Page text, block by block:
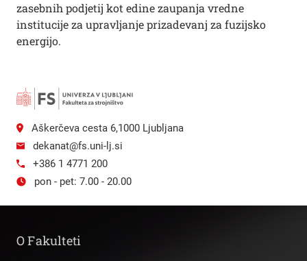
zasebnih podjetij kot edine zaupanja vredne
institucije za upravljanje prizadevanj za fuzijsko
energijo.
Aškerčeva cesta 6,1000 Ljubljana
dekanat@fs.uni-lj.si
+386 1 4771 200
pon - pet: 7.00 - 20.00
O Fakulteti